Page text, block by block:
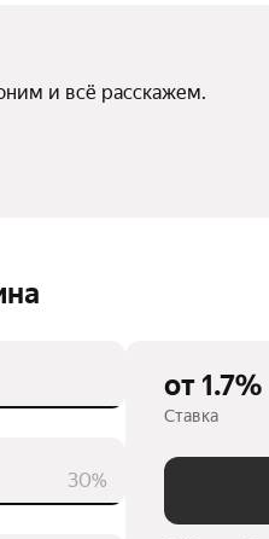
и всё расскажем.
30%
от 1.7%
Ставка